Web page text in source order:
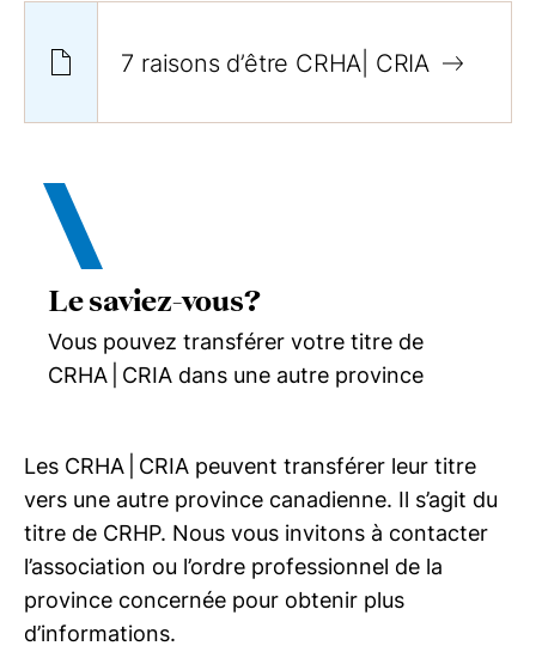
7 raisons d’être CRHA| CRIA
Le saviez-vous?
Vous pouvez transférer votre titre de
CRHA | CRIA dans une autre province
Les CRHA | CRIA peuvent transférer leur titre
vers une autre province canadienne. Il s’agit du
titre de CRHP. Nous vous invitons à contacter
l’association ou l’ordre professionnel de la
province concernée pour obtenir plus
d’informations.